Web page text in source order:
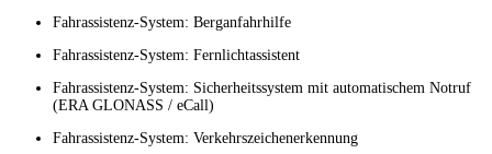
Fahrassistenz-System: Berganfahrhilfe
Fahrassistenz-System: Fernlichtassistent
Fahrassistenz-System: Sicherheitssystem mit automatischem Notruf
(ERA GLONASS / eCall)
Fahrassistenz-System: Verkehrszeichenerkennung